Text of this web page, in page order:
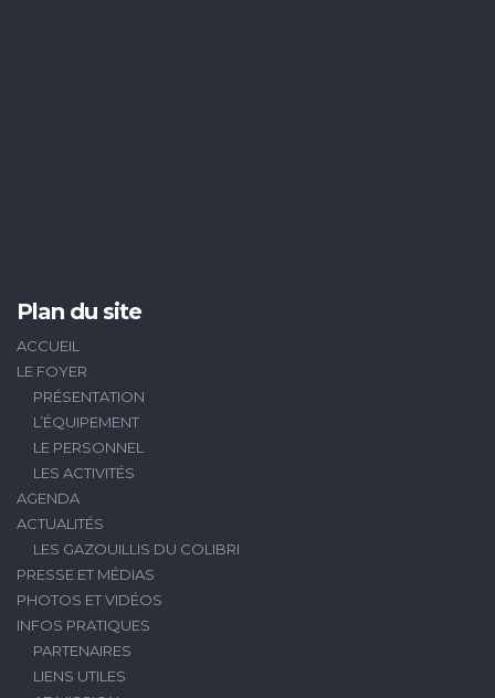
Plan du site
ACCUEIL
LE FOYER
PRÉSENTATION
L’ÉQUIPEMENT
LE PERSONNEL
LES ACTIVITÉS
AGENDA
ACTUALITÉS
LES GAZOUILLIS DU COLIBRI
PRESSE ET MÉDIAS
PHOTOS ET VIDÉOS
INFOS PRATIQUES
PARTENAIRES
LIENS UTILES